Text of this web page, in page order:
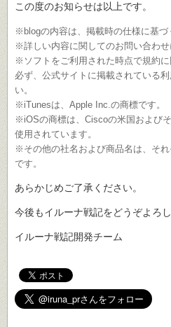
この度のお知らせは以上です。
※blogの内容は、掲載時の仕様に基づ
※詳しい内容に関してのお問い合わせ
※ソフトをご利用された時点で規約に
必ず、公式サイトに掲載されている
い。
※iTunesは、Apple Inc.の商標です。
※iOSの商標は、Ciscoの米国および
使用されています。
※その他の社名および商品名は、そ
です。
あらかじめご了承ください。
今後もイルーナ戦記をどうぞよろ
イルーナ戦記開発チーム